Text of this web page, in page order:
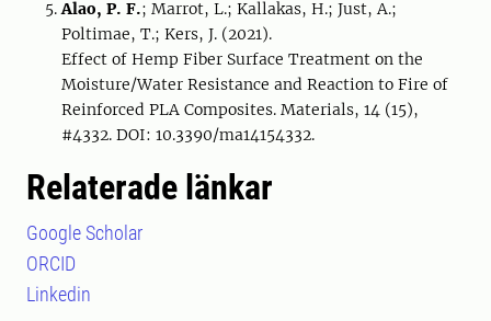
Alao, P. F.; Marrot, L.; Kallakas, H.; Just, A.;
Poltimae, T.; Kers, J. (2021).
Effect of Hemp Fiber Surface Treatment on the
Moisture/Water Resistance and Reaction to Fire of
Reinforced PLA Composites. Materials, 14 (15),
#4332. DOI: 10.3390/ma14154332.
Relaterade länkar
Google Scholar
ORCID
Linkedin